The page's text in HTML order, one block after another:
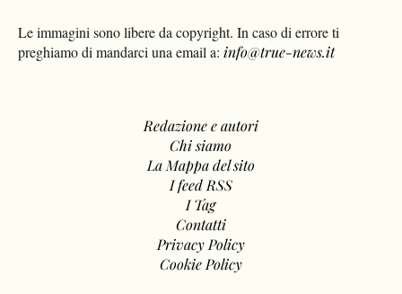
Le immagini sono libere da copyright. In caso di errore ti
preghiamo di mandarci una email a: info@true-news.it
Redazione e autori
Chi siamo
La Mappa del sito
I feed RSS
I Tag
Contatti
Privacy Policy
Cookie Policy